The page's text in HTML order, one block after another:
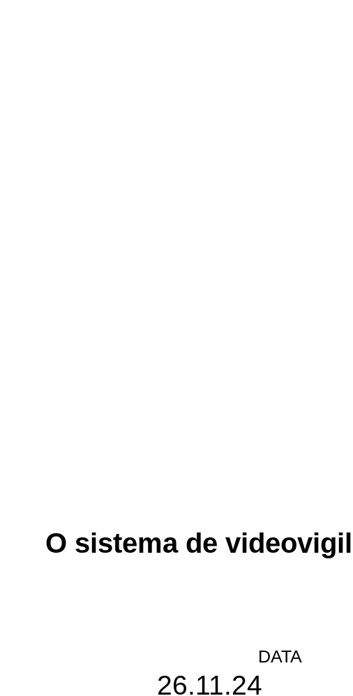
O sistema de
DATA
26.11.24